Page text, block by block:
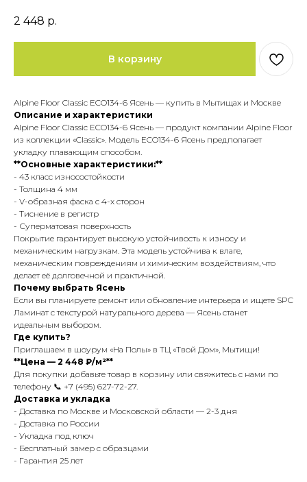
2 448 р.
В корзину
Alpine Floor Classic ECO134-6 Ясень — купить в Мытищах и Москве
Описание и характеристики
Alpine Floor Classic ECO134-6 Ясень — продукт компании Alpine Floor
из коллекции «Classic». Модель ECO134-6 Ясень предполагает
укладку плавающим способом.
**Основные характеристики:**
- 43 класс износостойкости
- Толщина 4 мм
- V-образная фаска с 4-х сторон
- Тиснение в регистр
- Суперматовая поверхность
Покрытие гарантирует высокую устойчивость к износу и
механическим нагрузкам. Эта модель устойчива к влаге,
механическим повреждениям и химическим воздействиям, что
делает её долговечной и практичной.
Почему выбрать Ясень
Если вы планируете ремонт или обновление интерьера и ищете SPC
Ламинат с текстурой натурального дерева — Ясень станет
идеальным выбором.
Где купить?
Приглашаем в шоурум «На Полы» в ТЦ «Твой Дом», Мытищи!
**Цена — 2 448 ₽/м²**
Для покупки добавьте товар в корзину или свяжитесь с нами по
телефону 📞 +7 (495) 627-72-27.
Доставка и укладка
- Доставка по Москве и Московской области — 2-3 дня
- Доставка по России
- Укладка под ключ
- Бесплатный замер с образцами
- Гарантия 25 лет